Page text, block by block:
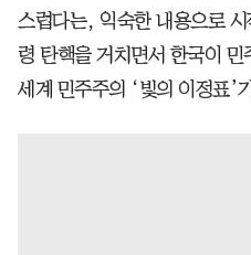
스럽다는, 익숙한 내용으로
령 탄핵을 거치면서 한국이 민
세계 민주주의 ‘빛의 이정표’